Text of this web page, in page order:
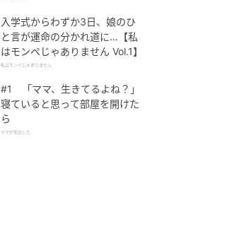
入学式からわずか3日、娘のひ
と言が運命の分かれ道に…【私
はモンペじゃありません Vol.1】
私はモンペじゃありません
#1 「ママ、生きてるよね？」
寝ていると思って部屋を開けた
ら
ママが家出した